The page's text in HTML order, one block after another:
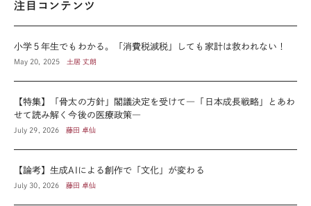
注目コンテンツ
小学５年生でもわかる。「消費税減税」しても家計は救われない！
May 20, 2025 土居 丈朗
【特集】「骨太の方針」閣議決定を受けて―「日本成長戦略」とあわ
せて読み解く今後の医療政策―
July 29, 2026 藤田 卓仙
【論考】生成AIによる創作で「文化」が変わる
July 30, 2026 藤田 卓仙